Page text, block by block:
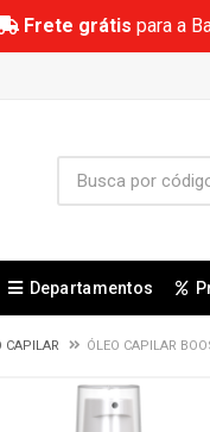
Frete grátis para a
Departamentos
CAPILAR ÓLEO CAPILAR